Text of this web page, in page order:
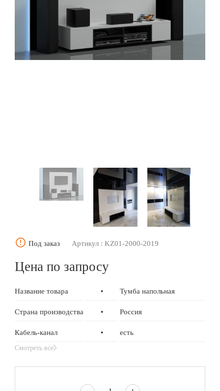
error_outline Под заказ Артикул : KZ01-2000-2019
Цена по запросу
Название товара • Тумба напольная
Страна производства • Россия
Кабель-канал • есть
Смотреть все